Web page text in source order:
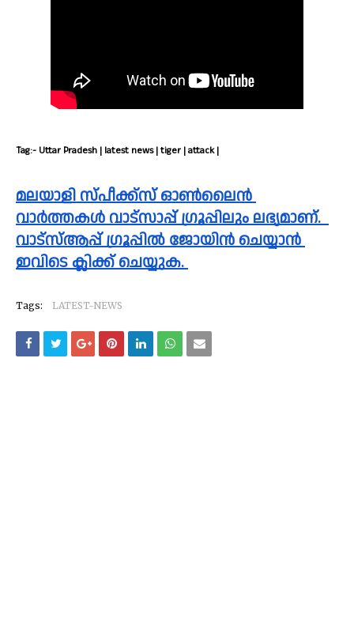
Tag:- Uttar Pradesh | latest news | tiger | attack |
മലയാളി സ്പീക്ക്സ്‌ ഓൺലൈൻ
വാർത്തകൾ വാട്സാപ്പ് ഗ്രൂപ്പിലും ലഭ്യമാണ്.
വാട്സ്ആപ്പ് ഗ്രൂപ്പിൽ ജോയിൻ ചെയ്യാൻ
ഇവിടെ ക്ലിക്ക് ചെയ്യുക.
Tags: LATEST-NEWS